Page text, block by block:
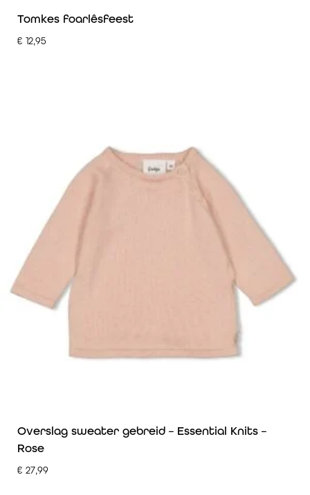
Tomkes foarlêsfeest
€ 12,95
Overslag sweater gebreid – Essential Knits –
Rose
€ 27,99